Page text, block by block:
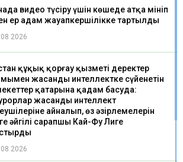
видео түсіру үшін көшеде атқа мініп
ер адам жауапкершілікке тартылды
2026
құқық қорғау қызметі деректер
жасанды интеллектке сүйенетін
қатарына қадам басуда:
жасанды интеллект
айналып, өз әзірлемелерін
әйгілі сарапшы Кай-Фу Лиге
2026